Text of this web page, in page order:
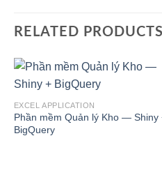
RELATED PRODUCTS
EXCEL APPLICATION
Phần mềm Quản lý Kho — Shiny
BigQuery